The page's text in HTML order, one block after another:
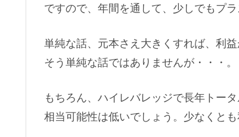
ですので、年間を通して、少しでもプ
単純な話、元本さえ大きくすれば、利
そう単純な話ではありませんが・・・。
もちろん、ハイレバレッジで長年トー
相当可能性は低いでしょう。少なくとも